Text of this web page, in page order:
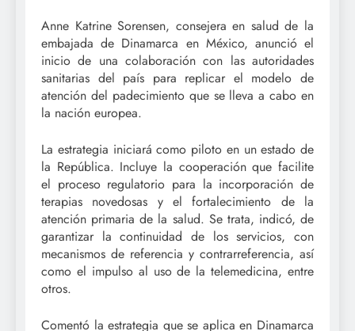
Anne Katrine Sorensen, consejera en salud de la
embajada de Dinamarca en México, anunció el
inicio de una colaboración con las autoridades
sanitarias del país para replicar el modelo de
atención del padecimiento que se lleva a cabo en
la nación europea.
La estrategia iniciará como piloto en un estado de
la República. Incluye la cooperación que facilite
el proceso regulatorio para la incorporación de
terapias novedosas y el fortalecimiento de la
atención primaria de la salud. Se trata, indicó, de
garantizar la continuidad de los servicios, con
mecanismos de referencia y contrarreferencia, así
como el impulso al uso de la telemedicina, entre
otros.
Comentó la estrategia que se aplica en Dinamarca